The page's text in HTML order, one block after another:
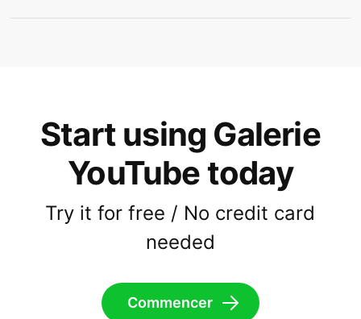
Start using Galerie
YouTube today
Try it for free / No credit card
needed
Commencer